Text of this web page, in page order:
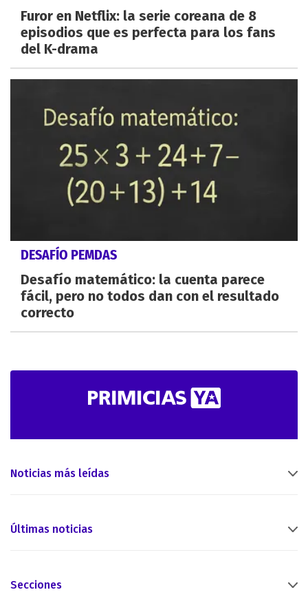
Furor en Netflix: la serie coreana de 8
episodios que es perfecta para los fans
del K-drama
DESAFÍO PEMDAS
Desafío matemático: la cuenta parece
fácil, pero no todos dan con el resultado
correcto
Noticias más leídas
Últimas noticias
Secciones